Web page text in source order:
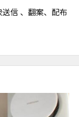
信 、翻案、配布